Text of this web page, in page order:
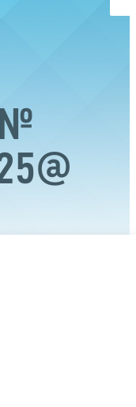
№